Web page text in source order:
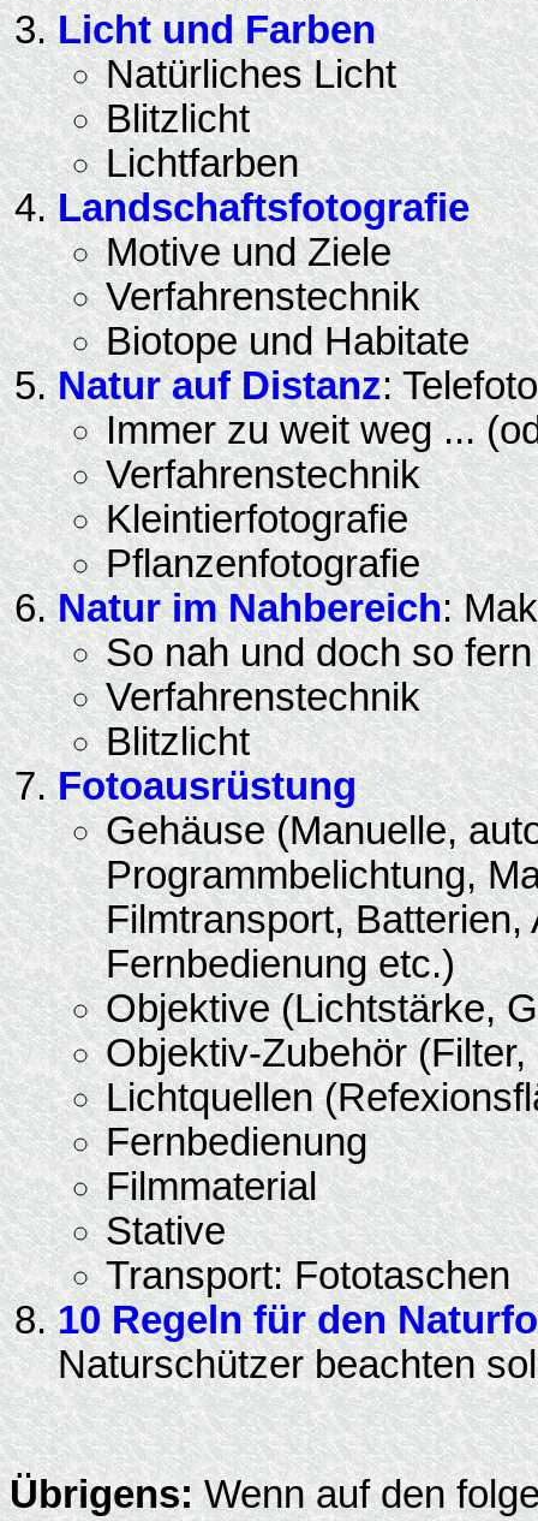
Licht und Farben
Natürliches Licht
Blitzlicht
Lichtfarben
Landschaftsfotografie
Motive und Ziele
Verfahrenstechnik
Biotope und Habitate
Natur auf Distanz:
Immer zu weit weg ...
Verfahrenstechnik
Kleintierfotografie
Pflanzenfotografie
Natur im Nahbereich:
So nah und doch so
Verfahrenstechnik
Blitzlicht
Fotoausrüstung
Gehäuse (Manuelle,
Programmbelichtung,
Filmtransport,
Fernbedienung etc.)
Objektive (Lichtstärke,
Objektiv-Zubehör
Lichtquellen
Fernbedienung
Filmmaterial
Stative
Transport: Fototaschen
10 Regeln für den
Naturschützer beachten
Übrigens:Wenn auf den